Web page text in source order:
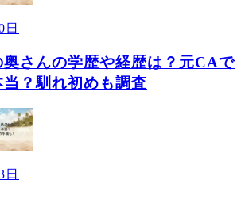
日
さんの学歴や経歴は？元CAで
？馴れ初めも調査
日